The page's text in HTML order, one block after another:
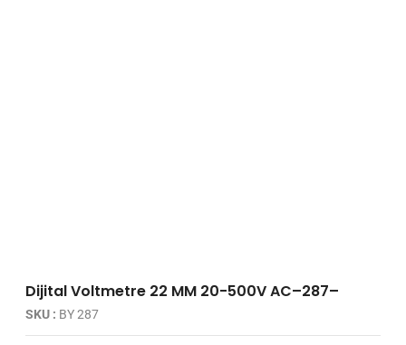
Dijital Voltmetre 22 MM 20-500V AC–287–
SKU : BY 287